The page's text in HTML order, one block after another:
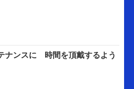
ナンスに 時間を頂戴するよう